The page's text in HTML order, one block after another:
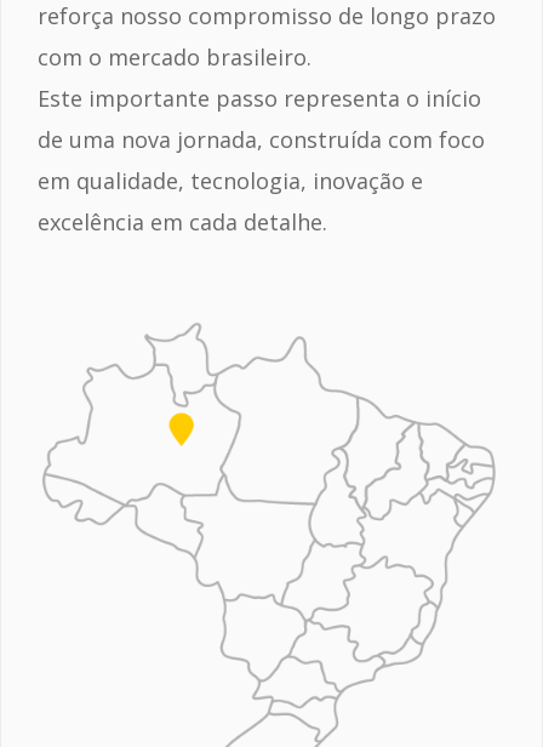
reforça nosso compromisso de longo prazo
com o mercado brasileiro.
Este importante passo representa o início
de uma nova jornada, construída com foco
em qualidade, tecnologia, inovação e
excelência em cada detalhe.